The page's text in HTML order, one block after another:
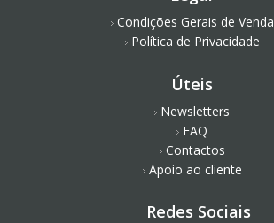
Condições Gerais de Venda
Política de Privacidade
Úteis
Newsletters
FAQ
Contactos
Apoio ao cliente
Redes Sociais